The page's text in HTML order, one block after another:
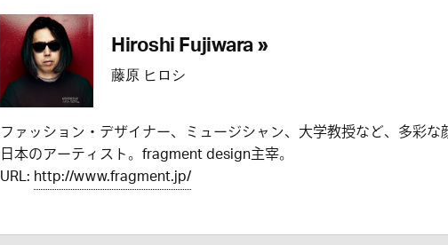
Hiroshi Fujiwara »
藤原 ヒロシ
ファッション・デザイナー、ミュージシャン、大学教授など、多彩な
日本のアーティスト。fragment design主宰。
URL:http://www.fragment.jp/